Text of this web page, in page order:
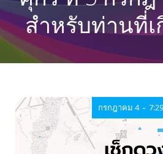
สำหรับท่านที่
กรกฎาคม 4 -